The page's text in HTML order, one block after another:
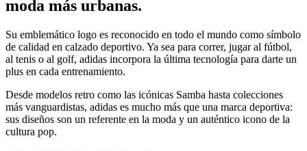
moda más urbanas.
Su emblemático logo es reconocido en todo el mundo como símbolo
de calidad en calzado deportivo. Ya sea para correr, jugar al fútbol,
al tenis o al golf, adidas incorpora la última tecnología para darte un
plus en cada entrenamiento.
Desde modelos retro como las icónicas Samba hasta colecciones
más vanguardistas, adidas es mucho más que una marca deportiva:
sus diseños son un referente en la moda y un auténtico icono de la
cultura pop.